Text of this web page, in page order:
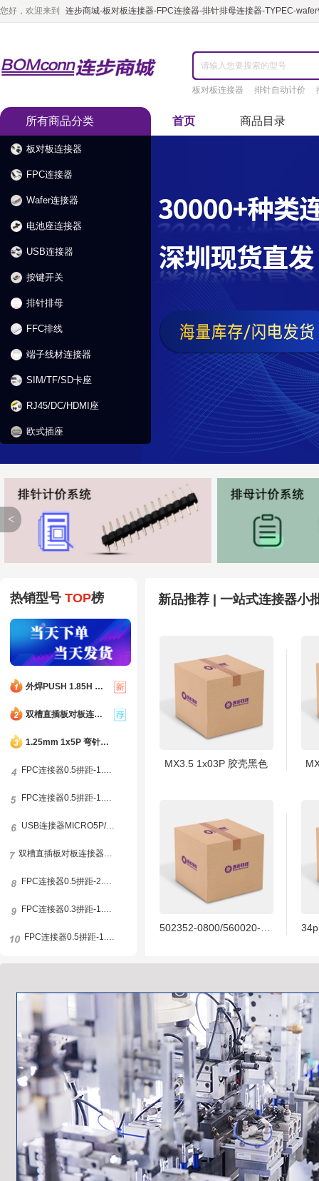
您好，欢迎来到 连步商城-板对板连接器-FPC连接器-排针排母连接器-TYPEC-
板对板连接器 排针自动计价
所有商品分类
板对板连接器
FPC连接器
Wafer连接器
电池座连接器
USB连接器
按键开关
排针排母
FFC排线
端子线材连接器
SIM/TF/SD卡座
RJ45/DC/HDMI座
欧式插座
首页 商品目录
<
热销型号 TOP榜
外焊PUSH 1.85H TF-FLASH 9PIN MICRO SD CARD CONN自弹双压片
双槽直插板对板连接器0.8间距12P(2*6) 合高4.0H 公高1.0H 母高3.0H
1.25mm 1x5P 弯针插件 母座 米色
FPC连接器0.5拼距-1.0H-8P-前插后锁
FPC连接器0.5拼距-1.8H-68P-翻盖下接
USB连接器MICRO5P/FB反向牛角1.6
双槽直插板对板连接器0.8间距20P(2*10) 合高5.0H 公高1.0H 母高4.0H
FPC连接器0.5拼距-2.0H-10P-抽拉下接
FPC连接器0.3拼距-1.0H-45P-翻盖下接
FPC连接器0.5拼距-1.0H-6P-前插后锁
新品推荐 | 一站式连接器小
MX3.5 1x03P 胶壳黑色